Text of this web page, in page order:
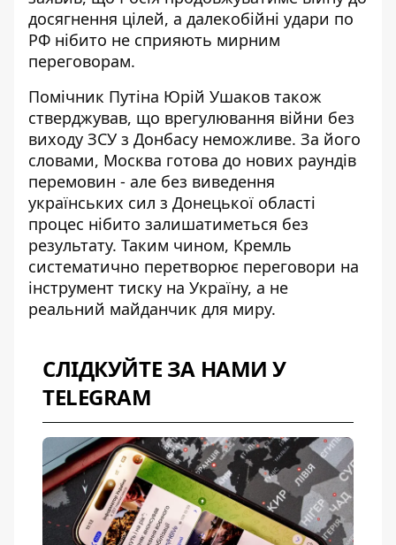
досягнення цілей, а далекобійні удари по
РФ нібито не сприяють мирним
переговорам.
Помічник Путіна Юрій Ушаков також
стверджував, що врегулювання війни без
виходу ЗСУ з Донбасу неможливе. За його
словами, Москва готова до нових раундів
перемовин - але без виведення
українських сил з Донецької області
процес нібито залишатиметься без
результату. Таким чином, Кремль
систематично перетворює переговори на
інструмент тиску на Україну, а не
реальний майданчик для миру.
СЛІДКУЙТЕ ЗА НАМИ У
TELEGRAM